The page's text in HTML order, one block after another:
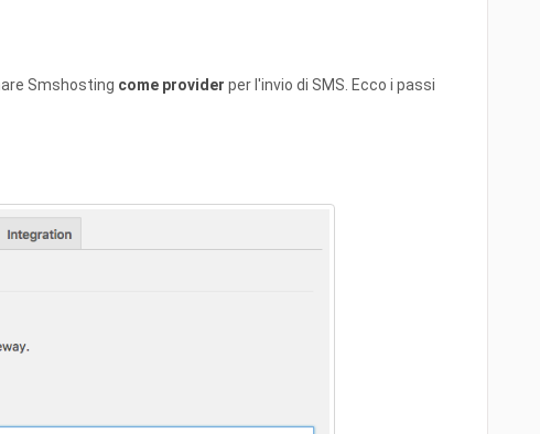
Smshosting come provider per l'invio di SMS. Ecco i passi